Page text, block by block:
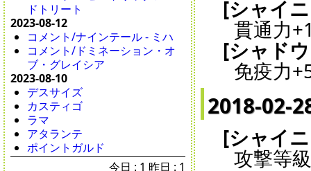
ドトリート
2023-08-12
コメント/ナインテール - ミハ
コメント/ドミネーション・オ
ブ・グレイシア
2023-08-10
デスサイズ
カスティゴ
ラマ
アタランテ
ポイントガルド
今日 : 1 昨日 : 1
[シャイ
貫通力
[シャド
免疫力
2018-02-
[シャイ
攻撃等